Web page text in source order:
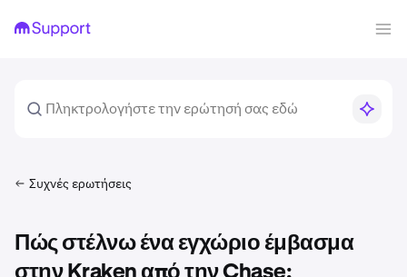
Συχνές ερωτήσεις
Πώς στέλνω ένα εγχώριο έμβασμα
στην Kraken από την Chase;